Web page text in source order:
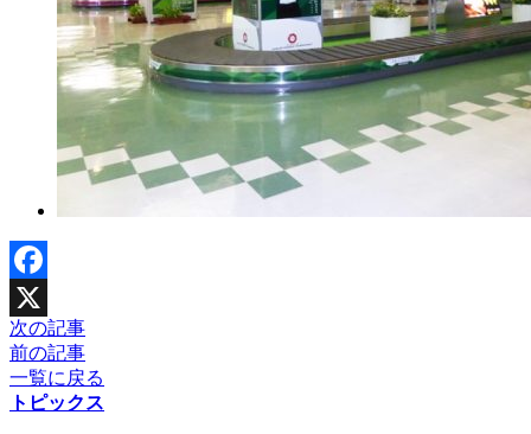
Facebook
X
次の記事
前の記事
一覧に戻る
トピックス